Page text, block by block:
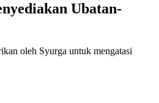
Ubatan-
oleh Syurga untuk mengatasi